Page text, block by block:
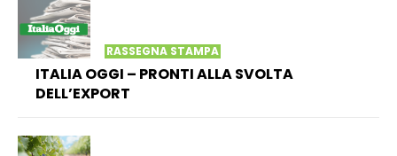
RASSEGNA STAMPA
ITALIA OGGI – PRONTI ALLA SVOLTA
DELL’EXPORT